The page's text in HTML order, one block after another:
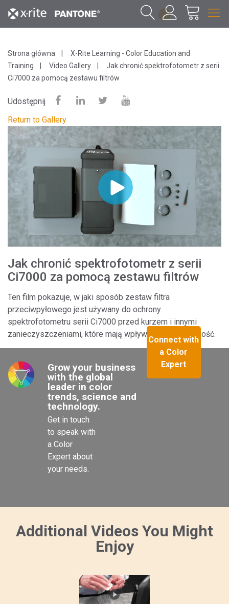
1
Strona główna
X-Rite Learning - Color Education and
Training
Video Gallery
Jak chronić spektrofotometr z serii
Ci7000 za pomocą zestawu filtrów
Udostępnij
Return to Gallery
Jak chronić spektrofotometr z serii
Ci7000 za pomocą zestawu filtrów
Ten film pokazuje, w jaki sposób zestaw filtra
przeciwpyłowego jest używany do ochrony
spektrofotometru serii Ci7000 przed kurzem i innymi
zanieczyszczeniami, które mają wpływ na jego wydajność.
Grow your business
with the global
leader in color
trends, science and
technology.
Get in touch
to speak with
a Color
Expert about
your needs.
Connect with
a Color
Expert
Additional Videos You Might
Enjoy